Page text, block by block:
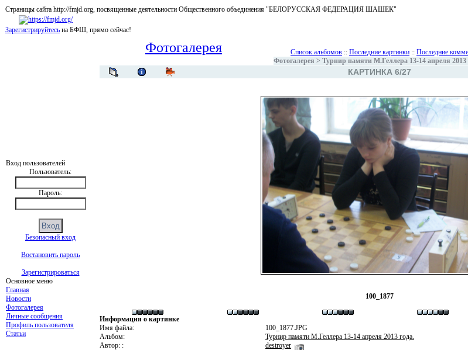
Страницы сайта http://fmjd.org, посвященные деятельности Общественного объединения "БЕЛОРУССКАЯ ФЕДЕРАЦИЯ ШАШЕК"
Зарегистрируйтесь на БФШ, прямо сейчас!
Вход пользователей
Пользователь:
Пароль:
Безопасный вход
Востановить пароль
Зарегистрироваться
Основное меню
Главная
Новости
Фотогалерея
Личные сообщения
Профиль пользователя
Статьи
Фотогалерея Список альбомов :: Последние картинки :: Последние
Фотогалерея > Турнир памяти М.Геллера 13-14 апреля 2013
КАРТИНКА 6/27
100_1877
Информация о картинке
Имя файла:
100_1877.JPG
Альбом:
Турнир памяти М.Геллера 13-14 апреля 2013 года.
Автор: :
destroyer